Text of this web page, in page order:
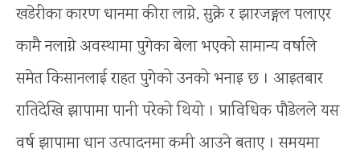
खडेरीका कारण धानमा कीरा लाग्ने, सुक्ने र झारजङ्गल पलाएर
कामै नलाग्ने अवस्थामा पुगेका बेला भएको सामान्य वर्षाले
समेत किसानलाई राहत पुगेको उनको भनाइ छ । आइतबार
रातिदेखि झापामा पानी परेको थियो । प्राविधिक पौडेलले यस
वर्ष झापामा धान उत्पादनमा कमी आउने बताए । समयमा